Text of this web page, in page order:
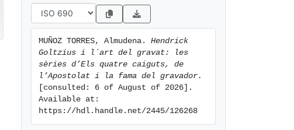
MUÑOZ TORRES, Almudena. Hendrick
Goltzius i l´art del gravat: les
sèries d’Els quatre caiguts, de
l’Apostolat i la fama del gravador.
[consulted: 6 of August of 2026].
Available at:
https://hdl.handle.net/2445/126268